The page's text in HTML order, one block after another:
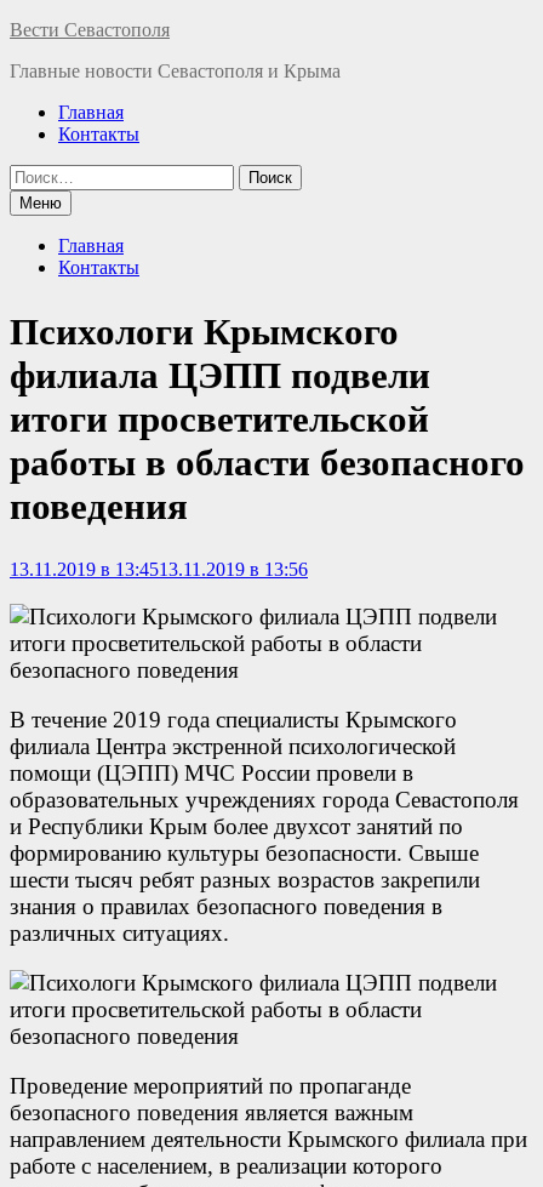
Перейти
содержимому
Вести Севастополя
Главные новости Севастополя и Крыма
Главная
Контакты
Найти:
Меню
Главная
Контакты
Психологи Крымского
филиала ЦЭПП подвели
итоги просветительской
работы в области безопасного
поведения
13.11.2019 в 13:4513.11.2019 в 13:56
В течение 2019 года специалисты Крымского
филиала Центра экстренной психологической
помощи (ЦЭПП) МЧС России провели в
образовательных учреждениях города Севастополя
и Республики Крым более двухсот занятий по
формированию культуры безопасности. Свыше
шести тысяч ребят разных возрастов закрепили
знания о правилах безопасного поведения в
различных ситуациях.
Проведение мероприятий по пропаганде
безопасного поведения является важным
направлением деятельности Крымского филиала при
работе с населением, в реализации которого